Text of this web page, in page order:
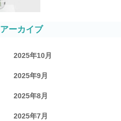
アーカイブ
2025年10月
2025年9月
2025年8月
2025年7月